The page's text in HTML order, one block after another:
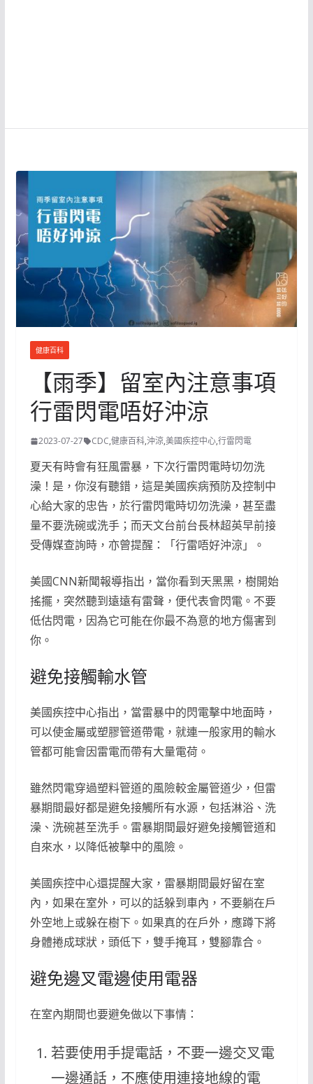
健康百科
【雨季】留室內注意事項
行雷閃電唔好沖涼
2023-07-27 CDC,健康百科,沖涼,美國疾控中心,行雷閃電
夏天有時會有狂風雷暴，下次行雷閃電時切勿洗
澡！是，你沒有聽錯，這是美國疾病預防及控制中
心給大家的忠告，於行雷閃電時切勿洗澡，甚至盡
量不要洗碗或洗手；而天文台前台長林超英早前接
受傳媒查詢時，亦曾提醒：「行雷唔好沖涼」。
美國CNN新聞報導指出，當你看到天黑黑，樹開始
搖擺，突然聽到遠遠有雷聲，便代表會閃電。不要
低估閃電，因為它可能在你最不為意的地方傷害到
你。
避免接觸輸水管
美國疾控中心指出，當雷暴中的閃電擊中地面時，
可以使金屬或塑膠管道帶電，就連一般家用的輸水
管都可能會因雷電而帶有大量電荷。
雖然閃電穿過塑料管道的風險較金屬管道少，但雷
暴期間最好都是避免接觸所有水源，包括淋浴、洗
澡、洗碗甚至洗手。雷暴期間最好避免接觸管道和
自來水，以降低被擊中的風險。
美國疾控中心還提醒大家，雷暴期間最好留在室
內，如果在室外，可以的話躲到車內，不要躺在戶
外空地上或躲在樹下。如果真的在戶外，應蹲下將
身體捲成球狀，頭低下，雙手掩耳，雙腳靠合。
避免邊叉電邊使用電器
在室內期間也要避免做以下事情：
若要使用手提電話，不要一邊交叉電
一邊通話，不應使用連接地線的電